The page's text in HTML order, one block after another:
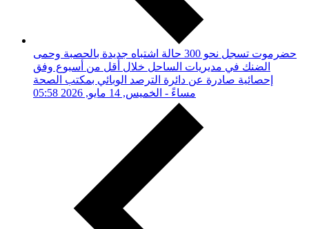
حضرموت تسجل نحو 300 حالة اشتباه جديدة بالحصبة وحمى
الضنك في مديريات الساحل خلال أقل من أسبوع وفق
إحصائية صادرة عن دائرة الترصد الوبائي بمكتب الصحة
05:58 مساءً - الخميس, 14 مايو, 2026